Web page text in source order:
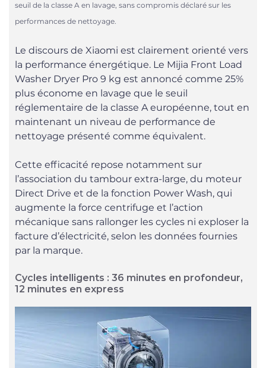
seuil de la classe A en lavage, sans compromis déclaré sur les
performances de nettoyage.
Le discours de Xiaomi est clairement orienté vers
la performance énergétique. Le Mijia Front Load
Washer Dryer Pro 9 kg est annoncé comme 25%
plus économe en lavage que le seuil
réglementaire de la classe A européenne, tout en
maintenant un niveau de performance de
nettoyage présenté comme équivalent.
Cette efficacité repose notamment sur
l’association du tambour extra-large, du moteur
Direct Drive et de la fonction Power Wash, qui
augmente la force centrifuge et l’action
mécanique sans rallonger les cycles ni exploser la
facture d’électricité, selon les données fournies
par la marque.
Cycles intelligents : 36 minutes en profondeur,
12 minutes en express